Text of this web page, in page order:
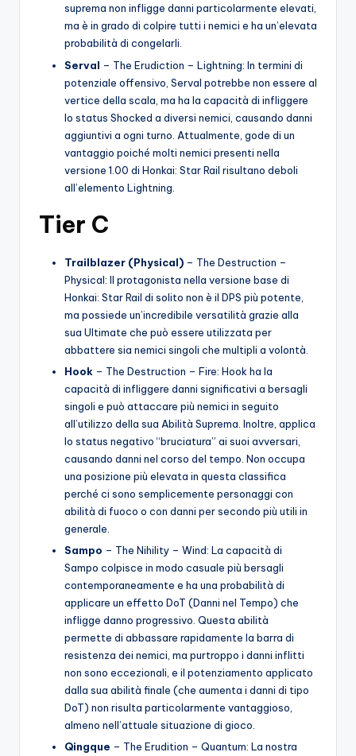
suprema non infligge danni particolarmente elevati,
ma è in grado di colpire tutti i nemici e ha un’elevata
probabilità di congelarli.
Serval – The Erudiction – Lightning: In termini di
potenziale offensivo, Serval potrebbe non essere al
vertice della scala, ma ha la capacità di infliggere
lo status Shocked a diversi nemici, causando danni
aggiuntivi a ogni turno. Attualmente, gode di un
vantaggio poiché molti nemici presenti nella
versione 1.00 di Honkai: Star Rail risultano deboli
all’elemento Lightning.
Tier C
Trailblazer (Physical) – The Destruction –
Physical: Il protagonista nella versione base di
Honkai: Star Rail di solito non è il DPS più potente,
ma possiede un’incredibile versatilità grazie alla
sua Ultimate che può essere utilizzata per
abbattere sia nemici singoli che multipli a volontà.
Hook – The Destruction – Fire: Hook ha la
capacità di infliggere danni significativi a bersagli
singoli e può attaccare più nemici in seguito
all’utilizzo della sua Abilità Suprema. Inoltre, applica
lo status negativo “bruciatura” ai suoi avversari,
causando danni nel corso del tempo. Non occupa
una posizione più elevata in questa classifica
perché ci sono semplicemente personaggi con
abilità di fuoco o con danni per secondo più utili in
generale.
Sampo – The Nihility – Wind: La capacità di
Sampo colpisce in modo casuale più bersagli
contemporaneamente e ha una probabilità di
applicare un effetto DoT (Danni nel Tempo) che
infligge danno progressivo. Questa abilità
permette di abbassare rapidamente la barra di
resistenza dei nemici, ma purtroppo i danni inflitti
non sono eccezionali, e il potenziamento applicato
dalla sua abilità finale (che aumenta i danni di tipo
DoT) non risulta particolarmente vantaggioso,
almeno nell’attuale situazione di gioco.
Qingque – The Erudition – Quantum: La nostra